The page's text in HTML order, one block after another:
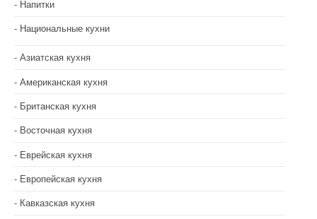
Напитки
Национальные кухни
Азиатская кухня
Американская кухня
Британская кухня
Восточная кухня
Еврейская кухня
Европейская кухня
Кавказская кухня